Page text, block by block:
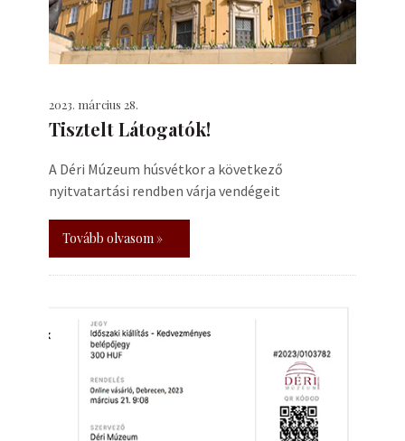
2023. március 28.
Tisztelt Látogatók!
A Déri Múzeum húsvétkor a következő
nyitvatartási rendben várja vendégeit
Tovább olvasom »